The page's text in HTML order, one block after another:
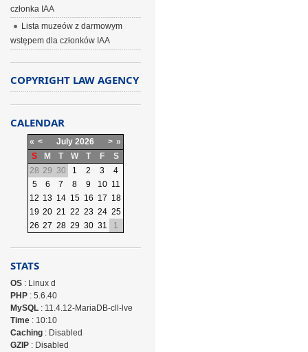
członka IAA
Lista muzeów z darmowym
wstępem dla członków IAA
COPYRIGHT LAW AGENCY
CALENDAR
« < July 2026 > »
S
M T W T F
S
28 29 30 1 2 3
4
5
6 7 8 9 10 11
12 13 14 15 16 17 18
19 20 21 22 23 24 25
26 27 28 29 30 31 1
STATS
OS: Linux d
PHP: 5.6.40
MySQL: 11.4.12-MariaDB-cll-lve
Time: 10:10
Caching: Disabled
GZIP: Disabled